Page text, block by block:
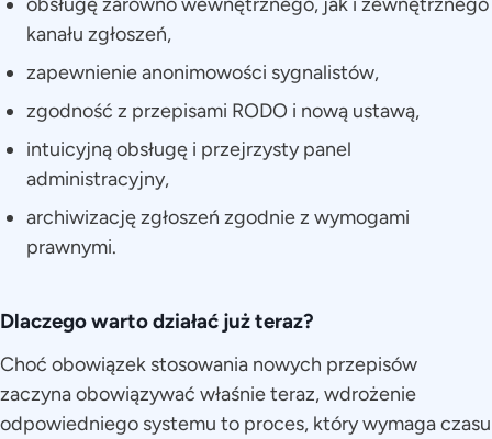
kanału zgłoszeń,
zapewnienie anonimowości sygnalistów,
zgodność z przepisami RODO i nową ustawą,
intuicyjną obsługę i przejrzysty panel
administracyjny,
archiwizację zgłoszeń zgodnie z wymogami
prawnymi.
Dlaczego warto działać już teraz?
Choć obowiązek stosowania nowych przepisów
zaczyna obowiązywać właśnie teraz, wdrożenie
odpowiedniego systemu to proces, który wymaga czasu